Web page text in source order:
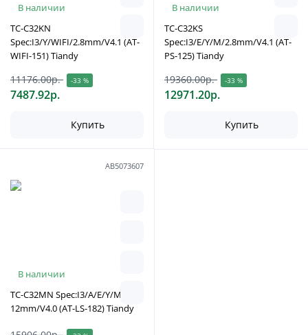
В наличии
TC-C32KN
Spec:I3/Y/WIFI/2.8mm/V4.1 (AT-
WIFI-151) Tiandy
11176.00р. -33 %
7487.92р.
Купить
В наличии
TC-C32KS
Spec:I3/E/Y/M/2.8mm/V4.1 (AT-
PS-125) Tiandy
19360.00р. -33 %
12971.20р.
Купить
АВ5073607
В наличии
TC-C32MN Spec:I3/A/E/Y/M/2.8-
12mm/V4.0 (AT-LS-182) Tiandy